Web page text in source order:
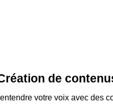
de
votre voix avec des
percutants, adaptés à vos